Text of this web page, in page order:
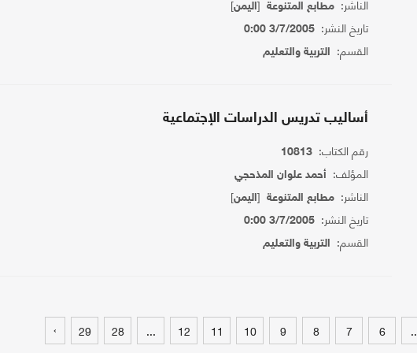
الناشر: مطابع المتنوعة[اليمن]
تاريخ النشر: 3/7/2005 0:00
القسم: التربية والتعليم
أساليب تدريس الدراسات الإجتماعية
رقم الكتاب: 10813
المؤلف: أحمد علوان المذحجي
الناشر: مطابع المتنوعة[اليمن]
تاريخ النشر: 3/7/2005 0:00
القسم: التربية والتعليم
6
7
8
9
10
11
12
...
28
29
›